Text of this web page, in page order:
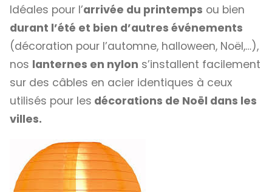
Idéales pour l’arrivée du printemps ou bien
durant l’été et bien d’autres événements
(décoration pour l’automne, halloween, Noël,…),
nos lanternes en nylon s’installent facilement
sur des câbles en acier identiques à ceux
utilisés pour les décorations de Noël dans les
villes.